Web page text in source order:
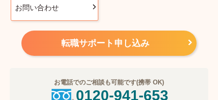
お問い合わせ
転職サポート申し込み
お電話でのご相談も可能です(携帯 OK)
0120-941-653